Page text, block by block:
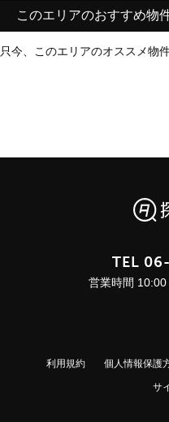
このエリアのおすすめ物
只今、このエリアのオススメ物
TEL
営業時間
利用規約 個人情報保護
サ